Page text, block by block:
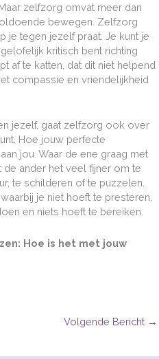
zelfzorg omvat meer dan
bewegen. Zelfzorg
je tegen jezelf praat. Je kunt je
kritisch bent richting
af te katten, dat dit niet helpend
compassie en vriendelijkheid
jezelf, gaat zelfzorg ook over
Hoe jouw perfecte
jou. Waar de ene graag met
ander het veel fijner om te
te schilderen of te puzzelen.
je niet hoeft te presteren,
en niets hoeft te bereiken.
Hoe is het met jouw
Volgende Bericht →